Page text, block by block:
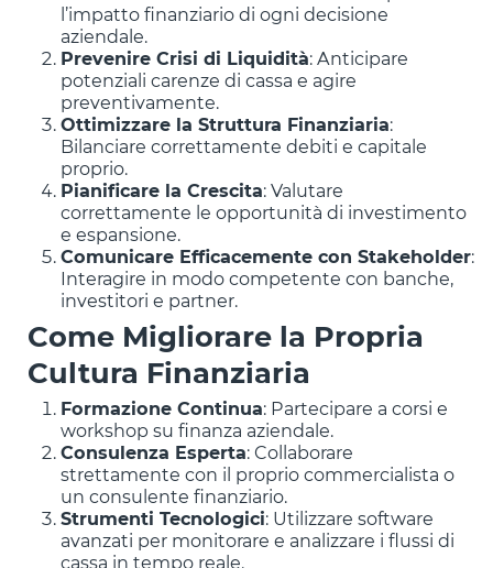
l’impatto finanziario di ogni decisione
aziendale.
Prevenire Crisi di Liquidità: Anticipare
potenziali carenze di cassa e agire
preventivamente.
Ottimizzare la Struttura Finanziaria:
Bilanciare correttamente debiti e capitale
proprio.
Pianificare la Crescita: Valutare
correttamente le opportunità di investimento
e espansione.
Comunicare Efficacemente con Stakeholder:
Interagire in modo competente con banche,
investitori e partner.
Come Migliorare la Propria
Cultura Finanziaria
Formazione Continua: Partecipare a corsi e
workshop su finanza aziendale.
Consulenza Esperta: Collaborare
strettamente con il proprio commercialista o
un consulente finanziario.
Strumenti Tecnologici: Utilizzare software
avanzati per monitorare e analizzare i flussi di
cassa in tempo reale.